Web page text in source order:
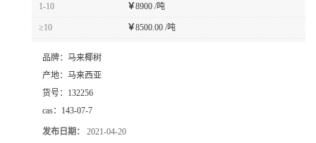
1-10 ￥8900 /吨
≥10 ￥8500.00 /吨
品牌： 马来椰树
产地： 马来西亚
货号： 132256
cas： 143-07-7
发布日期： 2021-04-20